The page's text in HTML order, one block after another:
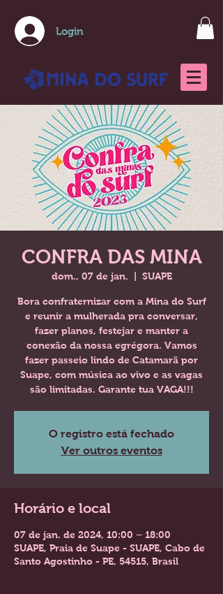
Login
CONFRA DAS MINA
dom., 07 de jan. SUAPE
Bora confraternizar com a Mina do Surf
e reunir a mulherada pra conversar,
fazer planos, festejar e manter a
conexão da nossa egrégora. Vamos
fazer passeio lindo de Catamarã por
Suape, com música ao vivo e as vagas
são limitadas. Garante tua VAGA!!!
O registro está fechado
Ver outros eventos
Horário e local
07 de jan. de 2024, 10:00 – 18:00
SUAPE, Praia de Suape - SUAPE, Cabo de
Santo Agostinho - PE, 54515, Brasil